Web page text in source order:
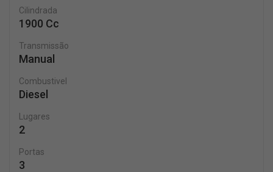
Cilindrada
1900 Cc
Transmissão
Manual
Combustivel
Diesel
Lugares
2
Portas
3